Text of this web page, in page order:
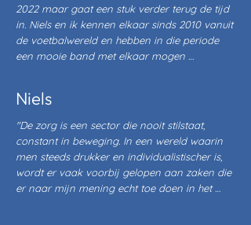
2022 maar gaat een stuk verder terug de tijd
in. Niels en ik kennen elkaar sinds 2010 vanuit
de voetbalwereld en hebben in die periode
een mooie band met elkaar mogen
een mooi doel dat wij beiden voor ogen
hadden, namelijk het beste uit onszelf en onze
carrière halen. Uiteindelijk zijn wij beiden
beland in de zorgwereld, een wereld die gek
genoeg veel raakvlakken heeft met de
sportwereld waarbij je ook continu moet
presteren en er weinig ruimte is voor foutjes.
Niels
"De zorg is een sector die nooit stilstaat,
constant in beweging. In een wereld waarin
men steeds drukker en individualistischer is,
wordt er vaak voorbij gelopen aan zaken die
er naar mijn mening echt toe doen in het